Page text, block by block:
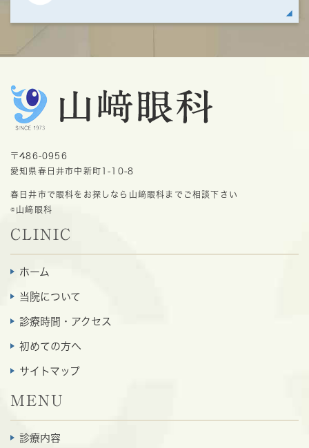
〒486-0956
愛知県春日井市中新町1-10-8
春日井市で眼科をお探しなら山﨑眼科までご相談下さい
©山﨑眼科
CLINIC
ホーム
当院について
診療時間・アクセス
初めての方へ
サイトマップ
MENU
診療内容